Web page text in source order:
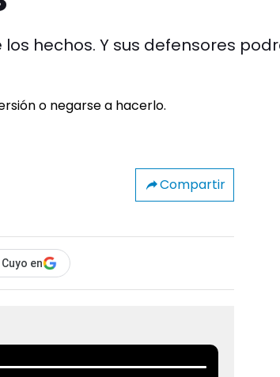
hechos. Y sus defensores
Compartir
en